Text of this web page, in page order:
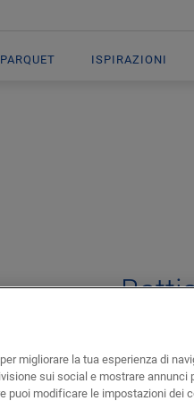
PARQUET ISPIRAZIONI
migliorare la tua esperienza di
sui social e mostrare
puoi modificare le impostazioni dei